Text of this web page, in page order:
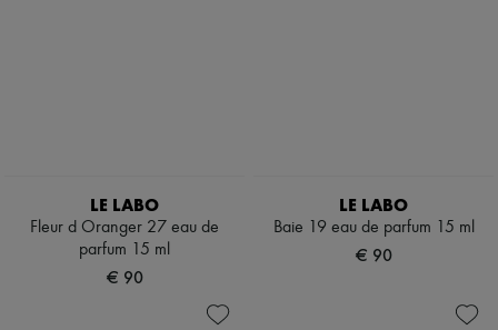
LE LABO
Fleur d Oranger 27 eau de
parfum 15 ml
€ 90
LE LABO
Baie 19 eau de parfum 15 ml
€ 90